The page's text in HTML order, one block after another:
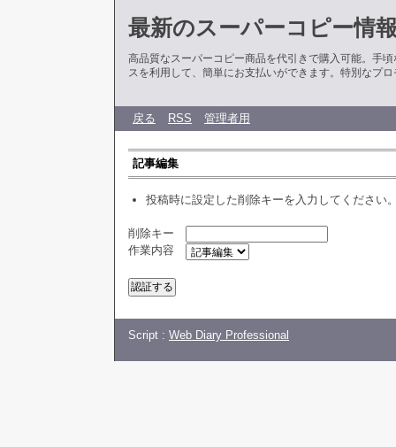
最新のスーパーコピー情
高品質なスーパーコピー商品を代引きで購入可能。手
スを利用して、簡単にお支払いができます。特別なプ
戻る RSS 管理者用
記事編集
投稿時に設定した削除キーを入力してください
削除キー
作業内容
Script : Web Diary Professional